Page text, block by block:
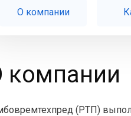
О компании
компании
(РТП)